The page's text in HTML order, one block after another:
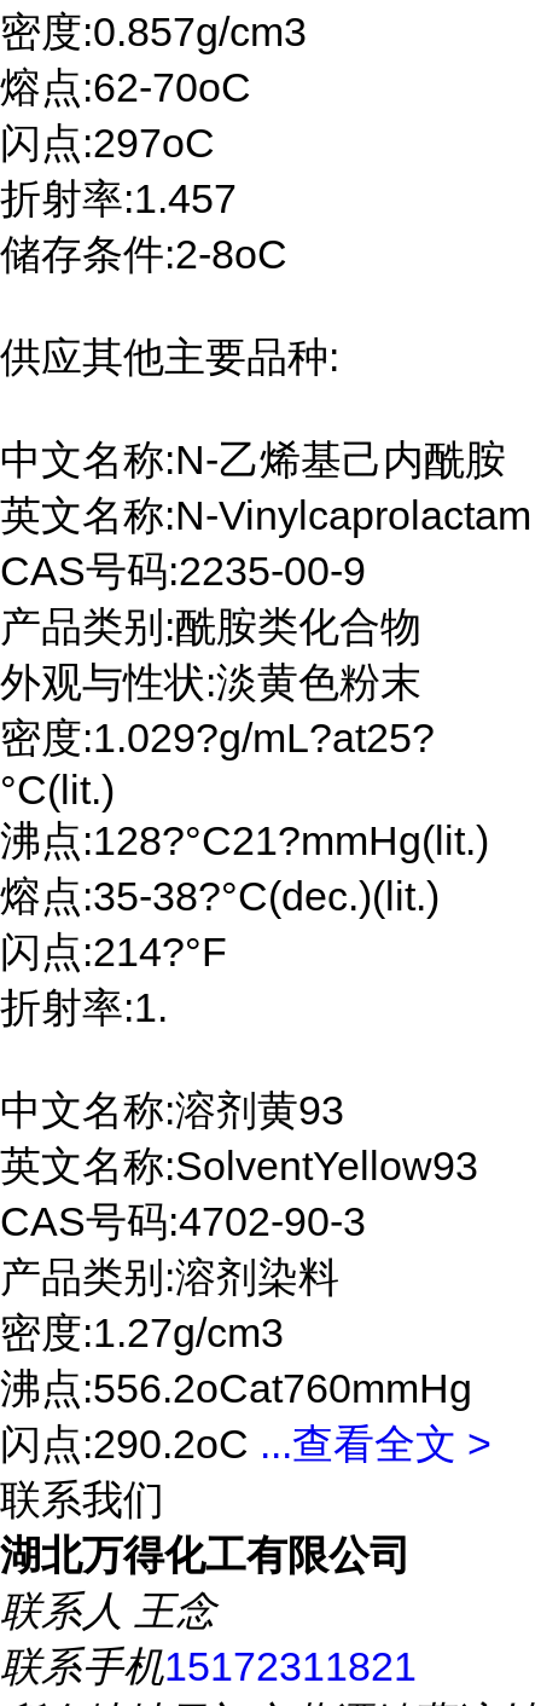
密度:0.857g/cm3
熔点:62-70oC
闪点:297oC
折射率:1.457
储存条件:2-8oC
供应其他主要品种:
中文名称:N-乙烯基己内酰胺
英文名称:N-Vinylcaprolactam
CAS号码:2235-00-9
产品类别:酰胺类化合物
外观与性状:淡黄色粉末
密度:1.029?g/mL?at25?
°C(lit.)
沸点:128?°C21?mmHg(lit.)
熔点:35-38?°C(dec.)(lit.)
闪点:214?°F
折射率:1.
中文名称:溶剂黄93
英文名称:SolventYellow93
CAS号码:4702-90-3
产品类别:溶剂染料
密度:1.27g/cm3
沸点:556.2oCat760mmHg
闪点:290.2oC ...查看全文 >
联系我们
湖北万得化工有限公司
联系人 王念
联系手机15172311821